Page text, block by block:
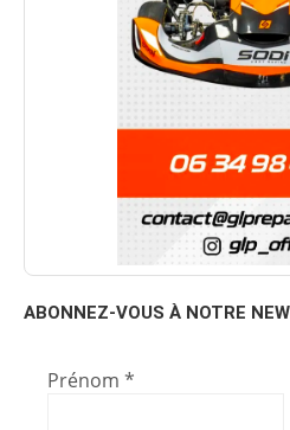
ABONNEZ-VOUS À NOTRE
Prénom *